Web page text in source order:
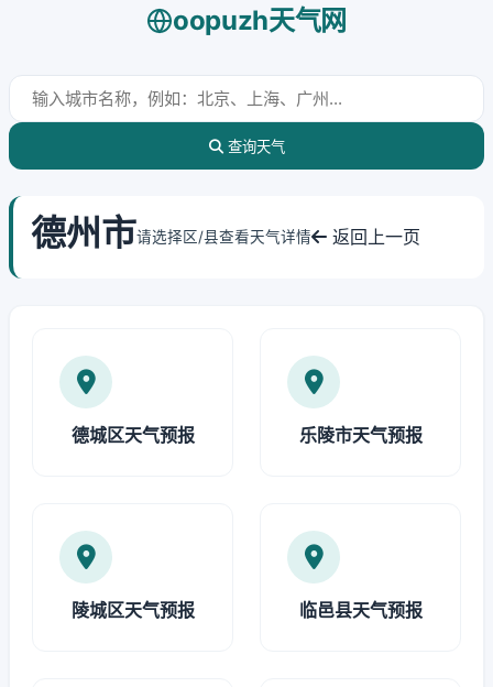
oopuzh天气网
查询天气
德州市请选择区/县查看天气详情 返回上一页
德城区天气预报 乐陵市天气预报
陵城区天气预报 临邑县天气预报